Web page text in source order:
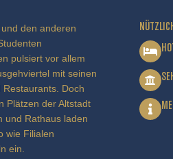
und den anderen
pulsiert vor allem
mit seinen
Doch
Plätzen der Altstadt
und Rathaus laden
wie Filialen
ein.